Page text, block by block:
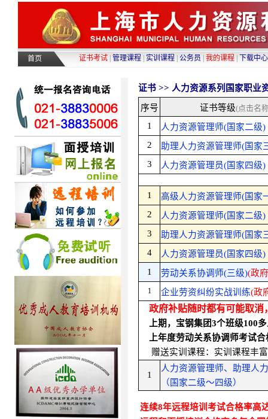
首页 证书考试 管理课程 实训课程 公务员 我的课程 下载中心
证书 >> 人力资源系列 国家职业
序号 证书等级(点击名
1
人力资源管理师(国家二级)
2
助理人力资源管理师(国家
3
人力资源管理员(国家四级)
1
高级人力资源管理师(国家
2
人力资源管理师(国家二级)
3
助理人力资源管理师(国家
4
人力资源管理员(国家四级)
1
劳动关系协调师(三级)(政
1 企业劳资纠纷实战训练(政
政府补贴随时都有可能取消
上期，宝钢集团3个班级100
上年度劳动关系协调师考试
赠送实训课程：实训课程丰富
1
人力资源管理师、助理人
（国家二级～四级）
连续8年远程培训考试合格率高